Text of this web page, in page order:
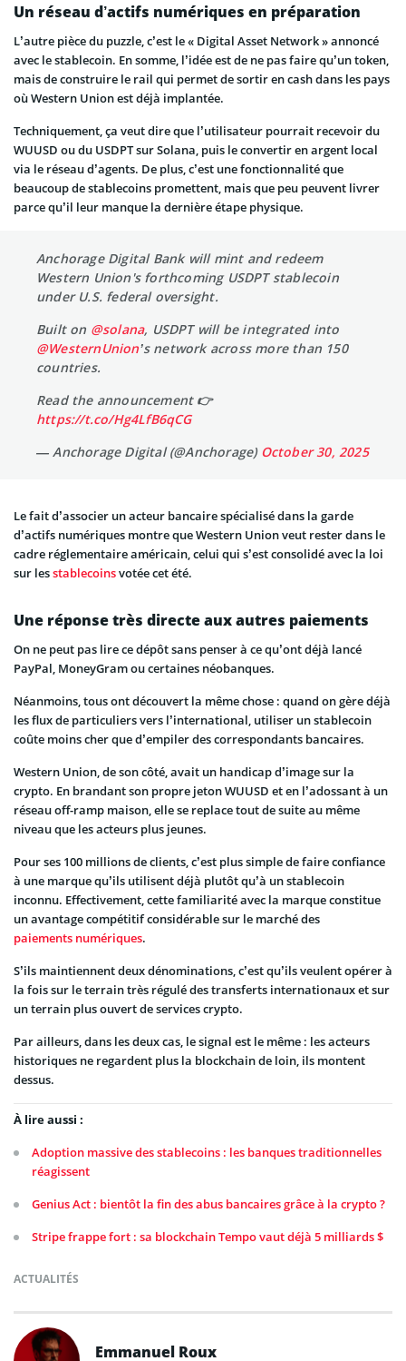
Un réseau d’actifs numériques en préparation
L’autre pièce du puzzle, c’est le « Digital Asset Network » annoncé
avec le stablecoin. En somme, l’idée est de ne pas faire qu’un token,
mais de construire le rail qui permet de sortir en cash dans les pays
où Western Union est déjà implantée.
Techniquement, ça veut dire que l’utilisateur pourrait recevoir du
WUUSD ou du USDPT sur Solana, puis le convertir en argent local
via le réseau d’agents. De plus, c’est une fonctionnalité que
beaucoup de stablecoins promettent, mais que peu peuvent livrer
parce qu’il leur manque la dernière étape physique.
Anchorage Digital Bank will mint and redeem
Western Union's forthcoming USDPT stablecoin
under U.S. federal oversight.
Built on @solana, USDPT will be integrated into
@WesternUnion’s network across more than 150
countries.
Read the announcement 👉
https://t.co/Hg4LfB6qCG
— Anchorage Digital (@Anchorage) October 30, 2025
Le fait d’associer un acteur bancaire spécialisé dans la garde
d’actifs numériques montre que Western Union veut rester dans le
cadre réglementaire américain, celui qui s’est consolidé avec la loi
sur lesstablecoinsvotée cet été.
Une réponse très directe aux autres paiements
On ne peut pas lire ce dépôt sans penser à ce qu’ont déjà lancé
PayPal, MoneyGram ou certaines néobanques.
Néanmoins, tous ont découvert la même chose : quand on gère déjà
les flux de particuliers vers l’international, utiliser un stablecoin
coûte moins cher que d’empiler des correspondants bancaires.
Western Union, de son côté, avait un handicap d’image sur la
crypto. En brandant son propre jeton WUUSD et en l’adossant à un
réseau off-ramp maison, elle se replace tout de suite au même
niveau que les acteurs plus jeunes.
Pour ses 100 millions de clients, c’est plus simple de faire confiance
à une marque qu’ils utilisent déjà plutôt qu’à un stablecoin
inconnu. Effectivement, cette familiarité avec la marque constitue
un avantage compétitif considérable sur le marché des
paiements numériques.
S’ils maintiennent deux dénominations, c’est qu’ils veulent opérer à
la fois sur le terrain très régulé des transferts internationaux et sur
un terrain plus ouvert de services crypto.
Par ailleurs, dans les deux cas, le signal est le même : les acteurs
historiques ne regardent plus la blockchain de loin, ils montent
dessus.
À lire aussi :
Adoption massive des stablecoins : les banques traditionnelles
réagissent
Genius Act : bientôt la fin des abus bancaires grâce à la crypto ?
Stripe frappe fort : sa blockchain Tempo vaut déjà 5 milliards $
ACTUALITÉS
Emmanuel Roux